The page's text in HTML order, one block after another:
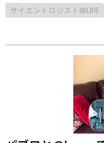
サイエントロジスト@LIFE